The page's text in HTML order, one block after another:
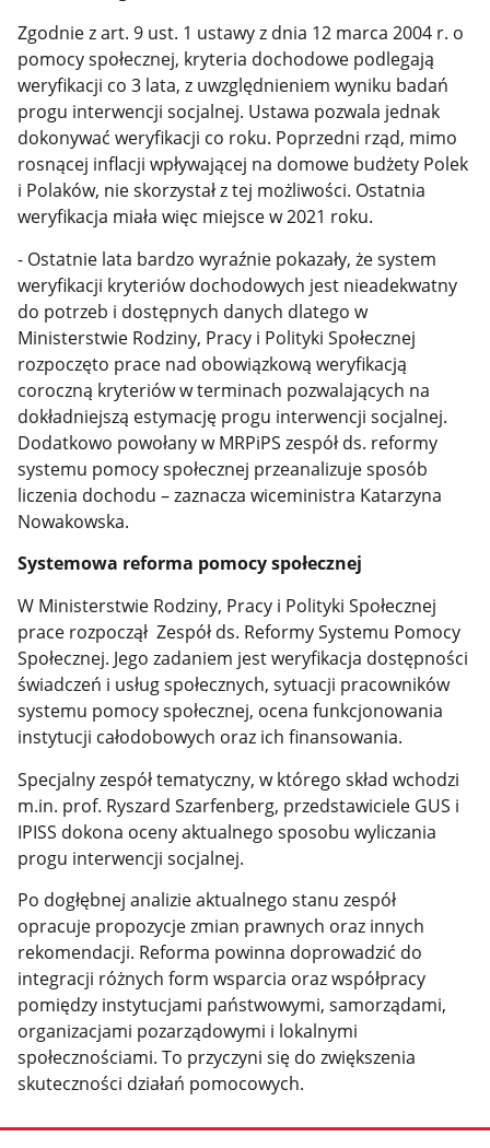
Zgodnie z art. 9 ust. 1 ustawy z dnia 12 marca 2004 r. o
pomocy społecznej, kryteria dochodowe podlegają
weryfikacji co 3 lata, z uwzględnieniem wyniku badań
progu interwencji socjalnej. Ustawa pozwala jednak
dokonywać weryfikacji co roku. Poprzedni rząd, mimo
rosnącej inflacji wpływającej na domowe budżety Polek
i Polaków, nie skorzystał z tej możliwości. Ostatnia
weryfikacja miała więc miejsce w 2021 roku.
- Ostatnie lata bardzo wyraźnie pokazały, że system
weryfikacji kryteriów dochodowych jest nieadekwatny
do potrzeb i dostępnych danych dlatego w
Ministerstwie Rodziny, Pracy i Polityki Społecznej
rozpoczęto prace nad obowiązkową weryfikacją
coroczną kryteriów w terminach pozwalających na
dokładniejszą estymację progu interwencji socjalnej.
Dodatkowo powołany w MRPiPS zespół ds. reformy
systemu pomocy społecznej przeanalizuje sposób
liczenia dochodu – zaznacza wiceministra Katarzyna
Nowakowska.
Systemowa reforma pomocy społecznej
W Ministerstwie Rodziny, Pracy i Polityki Społecznej
prace rozpocząłZespół ds. Reformy Systemu Pomocy
Społecznej. Jego zadaniem jestweryfikacja dostępności
świadczeń i usług społecznych, sytuacji pracowników
systemu pomocy społecznej, ocena funkcjonowania
instytucji całodobowych oraz ich finansowania.
Specjalny zespół tematyczny, w którego skład wchodzi
m.in. prof. Ryszard Szarfenberg, przedstawiciele GUS i
IPISS dokona oceny aktualnego sposobu wyliczania
progu interwencji socjalnej.
Po dogłębnej analizie aktualnego stanu zespół
opracuje propozycje zmian prawnych oraz innych
rekomendacji. Reforma powinna doprowadzić do
integracji różnych form wsparcia oraz współpracy
pomiędzy instytucjami państwowymi, samorządami,
organizacjami pozarządowymi i lokalnymi
społecznościami. To przyczyni się do zwiększenia
skuteczności działań pomocowych.